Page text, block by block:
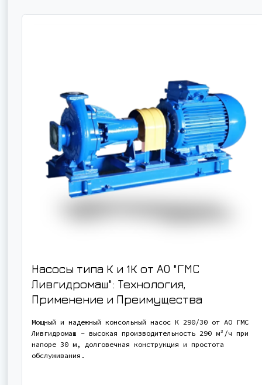
Насосы типа К и 1К от АО "ГМС
Ливгидромаш": Технология,
Применение и Преимущества
Мощный и надежный консольный насос К 290/30 от АО ГМС
Ливгидромаш - высокая производительность 290 м³/ч при
напоре 30 м, долговечная конструкция и простота
обслуживания.